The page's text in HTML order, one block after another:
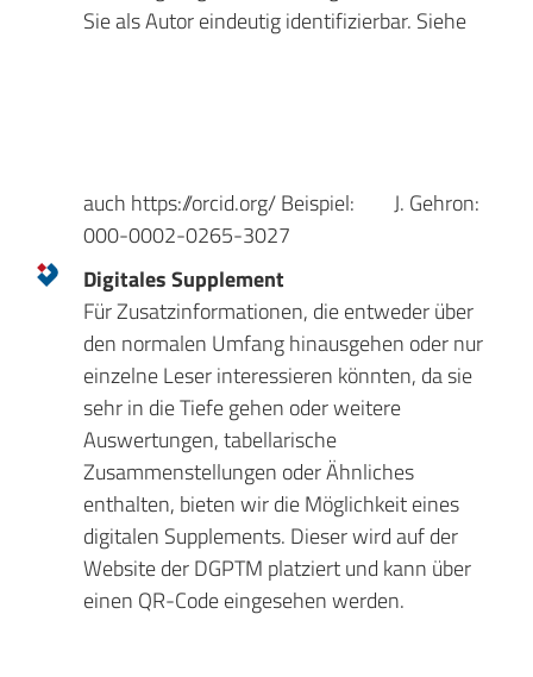
Sie als Autor eindeutig identifizierbar. Siehe
auch https://orcid.org/ Beispiel:
J. Gehron:
000-0002-0265-3027
Digitales Supplement
Für Zusatzinformationen, die entweder über
den normalen Umfang hinausgehen oder nur
einzelne Leser interessieren könnten, da sie
sehr in die Tiefe gehen oder weitere
Auswertungen, tabellarische
Zusammenstellungen oder Ähnliches
enthalten, bieten wir die Möglichkeit eines
digitalen Supplements. Dieser wird auf der
Website der DGPTM platziert und kann über
einen QR-Code eingesehen werden.